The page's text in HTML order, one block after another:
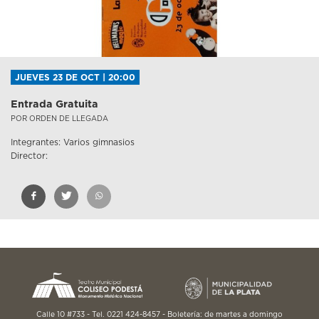
JUEVES 23 DE OCT | 20:00
Entrada Gratuita
POR ORDEN DE LLEGADA
Integrantes: Varios gimnasios
Director:
Calle 10 #733 - Tel. 0221 424-8457 - Boletería: de martes a domingo